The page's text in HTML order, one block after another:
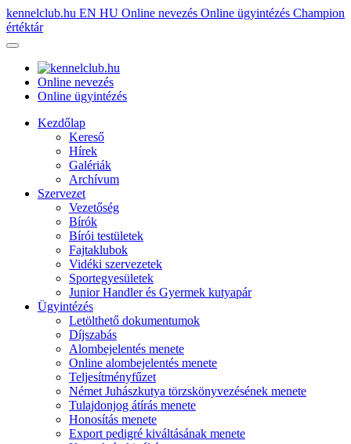
kennelclub.hu EN HU Online nevezés Online ügyintézés Champion
értéktár
Online nevezés
Online ügyintézés
Kezdőlap
Kereső
Hírek
Galériák
Archívum
Szervezet
Vezetőség
Bírók
Bírói testületek
Fajtaklubok
Vidéki szervezetek
Sportegyesületek
Junior Handler és Gyermek kutyapár
Ügyintézés
Letölthető dokumentumok
Díjszabás
Alombejelentés menete
Online alombejelentés menete
Teljesítményfűzet
Német Juhászkutya törzskönyvezésének menete
Tulajdonjog átírás menete
Honosítás menete
Export pedigré kiváltásának menete